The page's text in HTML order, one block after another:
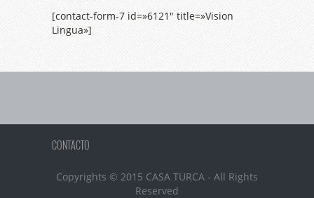
[contact-form-7 id=»6121″ title=»Vision
Lingua»]
CONTACTO
Copyrights © 2015 CASA TURCA - All Rights
Reserved